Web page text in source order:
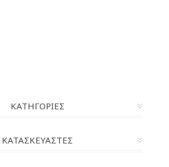
ΚΑΤΗΓΟΡΊΕΣ
ΚΑΤΑΣΚΕΥΑΣΤΈΣ